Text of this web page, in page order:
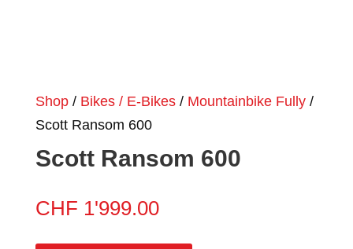
Shop/ Bikes / E-Bikes/ Mountainbike Fully/
Scott Ransom 600
Scott Ransom 600
CHF 1'999.00